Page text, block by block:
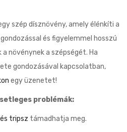
szép dísznövény, amely élénkíti a
és figyelemmel hosszú
növénynek a szépségét. Ha
gondozásával kapcsolatban,
egy üzenetet!
problémák:
tripsz támadhatja meg.